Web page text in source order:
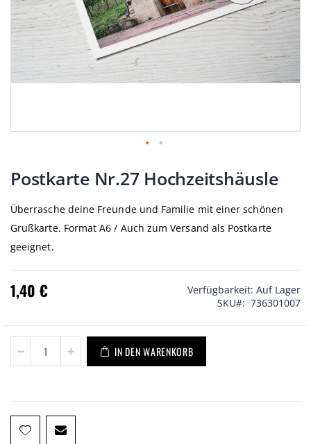
Anfang
der
springen
Postkarte Nr.27 Hochzeitshäusle
Überrasche deine Freunde und Familie mit einer schönen
Grußkarte. Format A6 / Auch zum Versand als Postkarte
geeignet.
1,40 € Verfügbarkeit: Auf Lager
SKU
736301007
IN DEN WARENKORB